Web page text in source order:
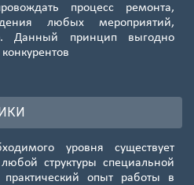
процесс ремонта,
любых мероприятий,
Данный принцип выгодно
уровня существует
структуры специальной
практический опыт работы в